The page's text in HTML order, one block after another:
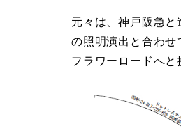
元々は、神戸阪急
の照明演出と合わ
フラワーロードへと